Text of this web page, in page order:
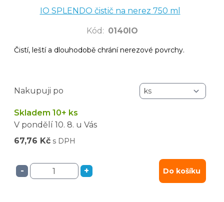
IO SPLENDO čistič na nerez 750 ml
Kód : 0140IO
Čistí, leští a dlouhodobě chrání nerezové povrchy.
Nakupuji po
Skladem 10+ ks
V pondělí 10. 8. u Vás
67,76 Kč s DPH
- + Do košíku